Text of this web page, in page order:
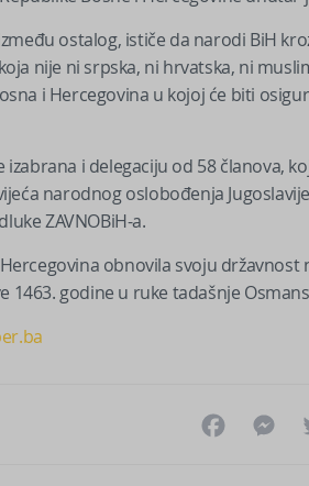
ostalog, ističe da narodi BiH
nije ni srpska, ni hrvatska, ni
i Hercegovina u kojoj će biti
izabrana i delegaciju od 58 članova,
narodnog oslobođenja
ZAVNOBiH-a.
obnovila svoju
1463. godine u ruke tadašnje